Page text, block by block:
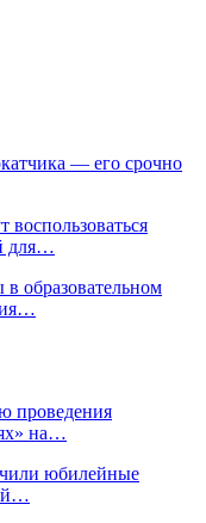
— его срочно
воспользоваться
для…
образовательном
проведения
на…
юбилейные